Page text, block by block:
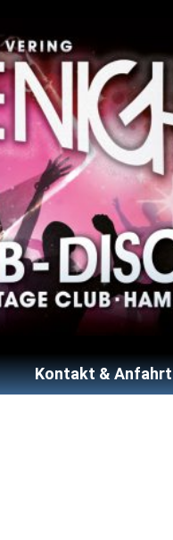
Kontakt & Anfahrt